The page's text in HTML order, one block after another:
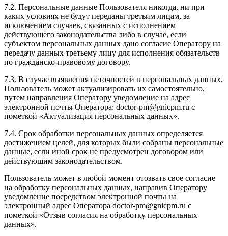
7.2. Персональные данные Пользователя никогда, ни при
каких условиях не будут переданы третьим лицам, за
исключением случаев, связанных с исполнением
действующего законодательства либо в случае, если
субъектом персональных данных дано согласие Оператору на
передачу данных третьему лицу для исполнения обязательств
по гражданско-правовому договору.
7.3. В случае выявления неточностей в персональных данных,
Пользователь может актуализировать их самостоятельно,
путем направления Оператору уведомление на адрес
электронной почты Оператора: doctor-pm@gnicpm.ru с
пометкой «Актуализация персональных данных».
7.4. Срок обработки персональных данных определяется
достижением целей, для которых были собраны персональные
данные, если иной срок не предусмотрен договором или
действующим законодательством.
Пользователь может в любой момент отозвать свое согласие
на обработку персональных данных, направив Оператору
уведомление посредством электронной почты на
электронный адрес Оператора doctor-pm@gnicpm.ru с
пометкой «Отзыв согласия на обработку персональных
данных».